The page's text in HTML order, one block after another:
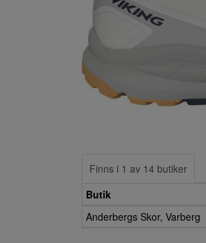
Finns i 1 av 14 butiker
Butik
Anderbergs Skor, Varberg